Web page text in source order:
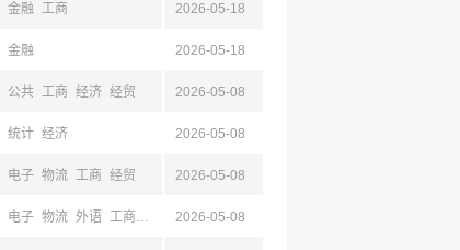
金融 工商 2026-05-18
金融 2026-05-18
公共 工商 经济 经贸 2026-05-08
统计 经济 2026-05-08
电子 物流 工商 经贸 2026-05-08
电子 物流 外语 工商 经贸 2026-05-08